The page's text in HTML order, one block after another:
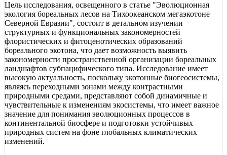
Цель исследования, освещенного в статье "Эволюционная
экология бореальных лесов на Тихоокеанском мегаэкотоне
Северной Евразии", состоит в детальном изучении
структурных и функциональных закономерностей
флористических и фитоценотических образований
бореального экотона, что дает возможность выявить
закономерности пространственной организации бореальных
ландшафтов субпацифического типа. Исследование имеет
высокую актуальность, поскольку экотонные биогеосистемы,
являясь переходными зонами между контрастными
природными средами, представляют собой динамичные и
чувствительные к изменениям экосистемы, что имеет важное
значение для понимания эволюционных процессов в
континентальной биосфере и подготовки устойчивых
природных систем на фоне глобальных климатических
изменений.